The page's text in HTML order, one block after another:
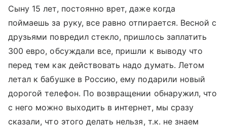
Сыну 15 лет, постоянно врет, даже когда
поймаешь за руку, все равно отпирается. Весной с
друзьями повредил стекло, пришлось заплатить
300 евро, обсуждали все, пришли к выводу что
перед тем как действовать надо думать. Летом
летал к бабушке в Россию, ему подарили новый
дорогой телефон. По возвращении обнаружил, что
с него можно выходить в интернет, мы сразу
сказали, что этого делать нельзя, т.к. не знаем